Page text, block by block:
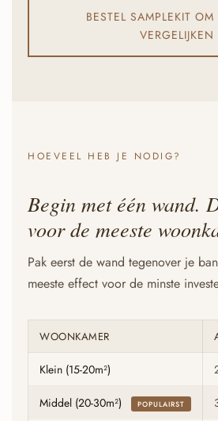
BESTEL SAMPLEKIT OM
VERGELIJKEN
HOEVEEL HEB JE NODIG?
Begin met één wand.
voor de meeste
Pak eerst de wand tegenover je
meeste effect voor de minste
WOONKAMER
Klein (15-20m²)
Middel (20-30m²) POPULAIRST